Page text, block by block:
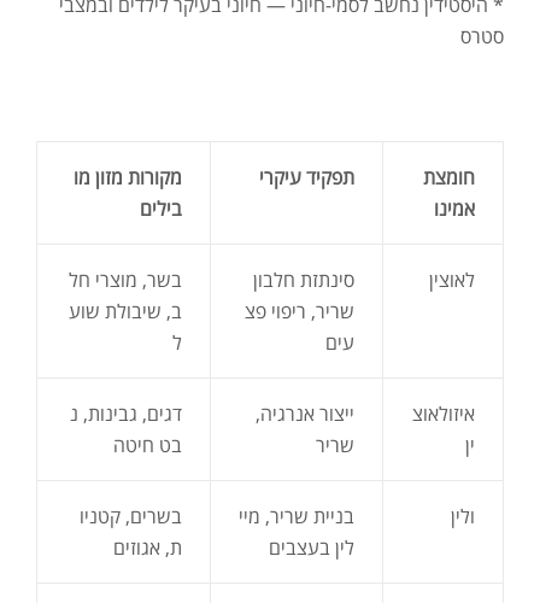
סטרס
חומצת
אמינו
תפקידעיקרי מקורותמזון מו
בילים
לאוצין
סינתזת חלבון
שריר, ריפוי פצ
עים
בשר, מוצרי חל
ב, שיבולת שוע
ל
איזולאוצ
ין
ייצור אנרגיה,
שריר
דגים, גבינות, נ
בט חיטה
ולין
בניית שריר, מיי
לין בעצבים
בשרים, קטניו
ת, אגוזים